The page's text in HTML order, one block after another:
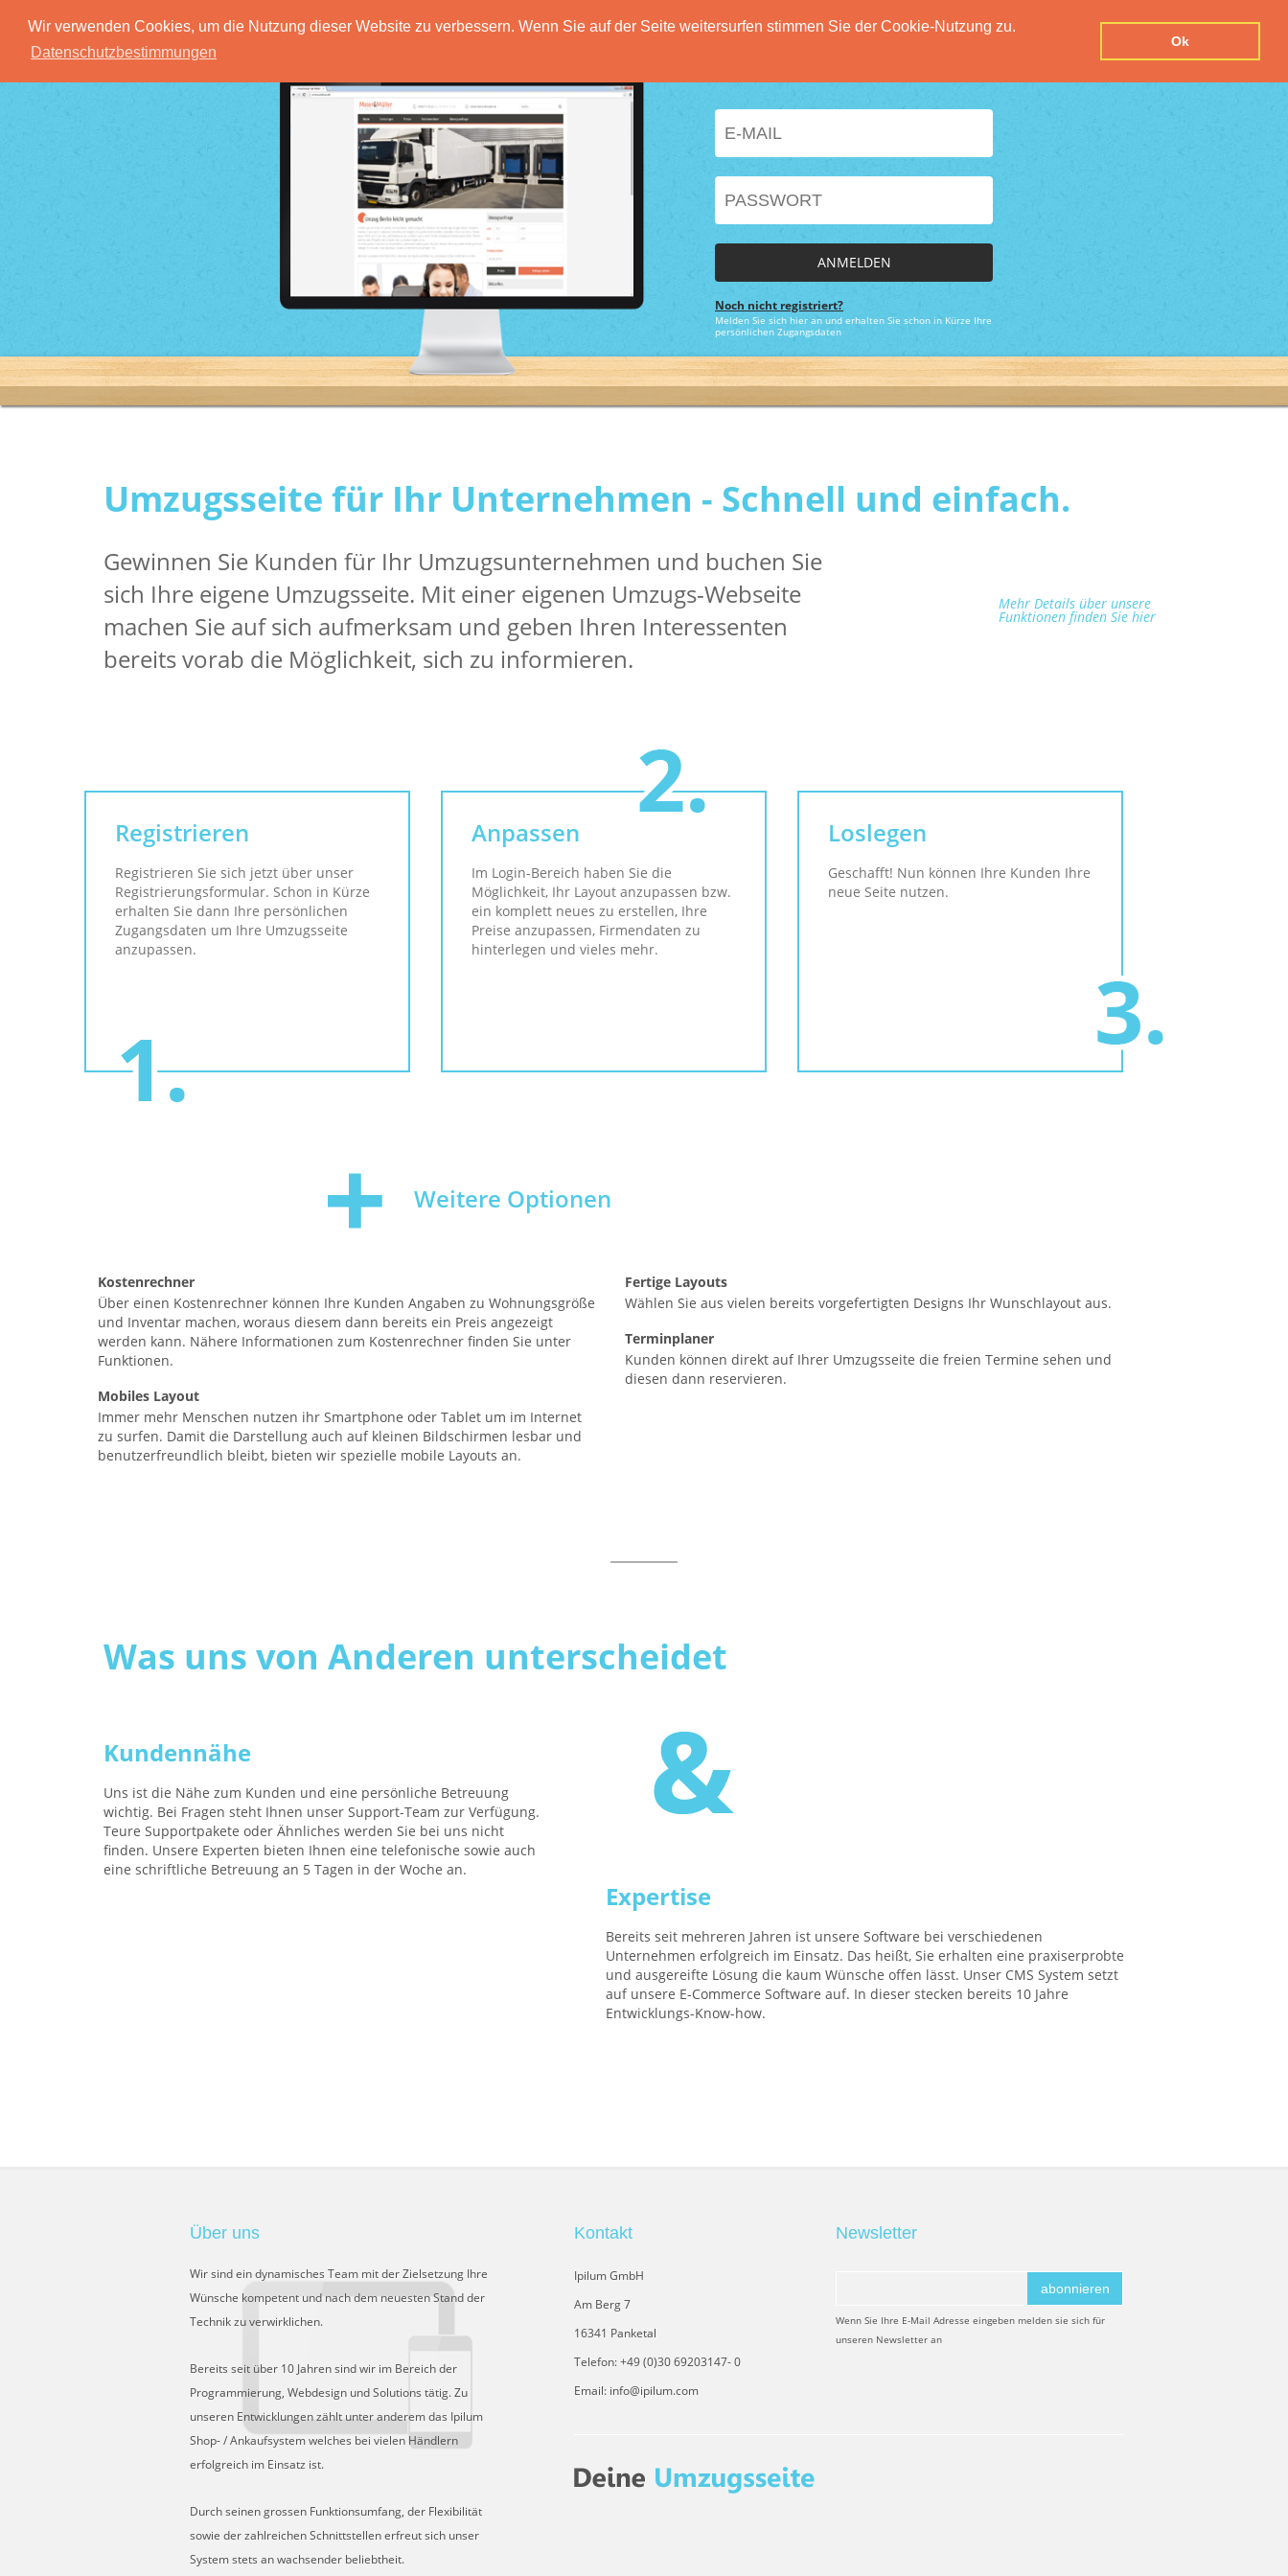
Wir verwenden Cookies, um die Nutzung dieser Website zu verbessern. Wenn Sie auf der Seite weitersurfen stimmen Sie der Cookie-Nutzung zu.
Datenschutzbestimmungen
Ok
HOME FUNKTIONEN PREISE DATENSCHUTZERKLÄRUNG IMPRESSUM KONTAKT
ANMELDEN
Noch nicht registriert?
Melden Sie sich hier an und erhalten Sie schon in Kürze Ihre
persönlichen Zugangsdaten
Umzugsseite für Ihr Unternehmen - Schnell und einfach.
Gewinnen Sie Kunden für Ihr Umzugsunternehmen und buchen Sie
sich Ihre eigene Umzugsseite. Mit einer eigenen Umzugs-Webseite
machen Sie auf sich aufmerksam und geben Ihren Interessenten
bereits vorab die Möglichkeit, sich zu informieren.
Mehr Details über unsere
Funktionen finden Sie hier
Registrieren
Registrieren Sie sich jetzt über unser
Registrierungsformular. Schon in Kürze
erhalten Sie dann Ihre persönlichen
Zugangsdaten um Ihre Umzugsseite
anzupassen.
Anpassen
Im Login-Bereich haben Sie die
Möglichkeit, Ihr Layout anzupassen bzw.
ein komplett neues zu erstellen, Ihre
Preise anzupassen, Firmendaten zu
hinterlegen und vieles mehr.
Loslegen
Geschafft! Nun können Ihre Kunden Ihre
neue Seite nutzen.
Weitere Optionen
Kostenrechner
Über einen Kostenrechner können Ihre Kunden Angaben zu Wohnungsgröße
und Inventar machen, woraus diesem dann bereits ein Preis angezeigt
werden kann. Nähere Informationen zum Kostenrechner finden Sie unter
Funktionen.
Mobiles Layout
Immer mehr Menschen nutzen ihr Smartphone oder Tablet um im Internet
zu surfen. Damit die Darstellung auch auf kleinen Bildschirmen lesbar und
benutzerfreundlich bleibt, bieten wir spezielle mobile Layouts an.
Fertige Layouts
Wählen Sie aus vielen bereits vorgefertigten Designs Ihr Wunschlayout aus.
Terminplaner
Kunden können direkt auf Ihrer Umzugsseite die freien Termine sehen und
diesen dann reservieren.
Was uns von Anderen unterscheidet
Kundennähe
Uns ist die Nähe zum Kunden und eine persönliche Betreuung
wichtig. Bei Fragen steht Ihnen unser Support-Team zur Verfügung.
Teure Supportpakete oder Ähnliches werden Sie bei uns nicht
finden. Unsere Experten bieten Ihnen eine telefonische sowie auch
eine schriftliche Betreuung an 5 Tagen in der Woche an.
Expertise
Bereits seit mehreren Jahren ist unsere Software bei verschiedenen
Unternehmen erfolgreich im Einsatz. Das heißt, Sie erhalten eine praxiserprobte
und ausgereifte Lösung die kaum Wünsche offen lässt. Unser CMS System setzt
auf unsere E-Commerce Software auf. In dieser stecken bereits 10 Jahre
Entwicklungs-Know-how.
Über uns
Wir sind ein dynamisches Team mit der Zielsetzung Ihre
Wünsche kompetent und nach dem neuesten Stand der
Technik zu verwirklichen.
Bereits seit über 10 Jahren sind wir im Bereich der
Programmierung, Webdesign und Solutions tätig. Zu
unseren Entwicklungen zählt unter anderem das Ipilum
Shop- / Ankaufsystem welches bei vielen Händlern
erfolgreich im Einsatz ist.
Durch seinen grossen Funktionsumfang, der Flexibilität
sowie der zahlreichen Schnittstellen erfreut sich unser
System stets an wachsender beliebtheit.
Kontakt
Ipilum GmbH
Am Berg 7
16341 Panketal
Telefon: +49 (0)30 69203147- 0
Email: info@ipilum.com
Newsletter
abonnieren
Wenn Sie Ihre E-Mail Adresse eingeben melden sie sich für
unseren Newsletter an